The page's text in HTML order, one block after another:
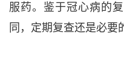
服药。鉴于冠心病的
同，定期复查还是必要